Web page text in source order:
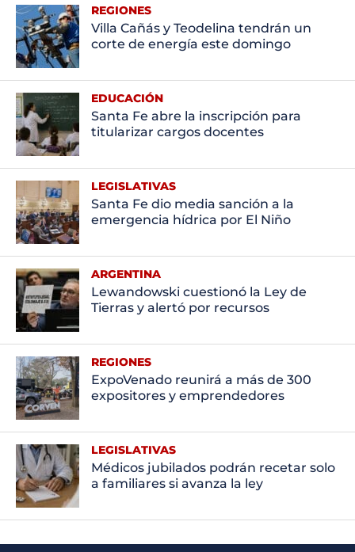
REGIONES
Villa Cañás y Teodelina tendrán un
corte de energía este domingo
EDUCACIÓN
Santa Fe abre la inscripción para
titularizar cargos docentes
LEGISLATIVAS
Santa Fe dio media sanción a la
emergencia hídrica por El Niño
ARGENTINA
Lewandowski cuestionó la Ley de
Tierras y alertó por recursos
REGIONES
ExpoVenado reunirá a más de 300
expositores y emprendedores
LEGISLATIVAS
Médicos jubilados podrán recetar solo
a familiares si avanza la ley